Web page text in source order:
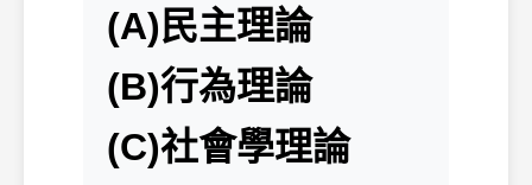
(A)民主理論
(B)行為理論
(C)社會學理論